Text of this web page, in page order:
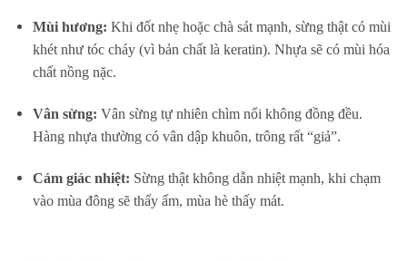
Mùi hương: Khi đốt nhẹ hoặc chà sát mạnh, sừng thật có mùi
khét như tóc cháy (vì bản chất là keratin). Nhựa sẽ có mùi hóa
chất nồng nặc.
Vân sừng: Vân sừng tự nhiên chìm nổi không đồng đều.
Hàng nhựa thường có vân dập khuôn, trông rất “giả”.
Cảm giác nhiệt: Sừng thật không dẫn nhiệt mạnh, khi chạm
vào mùa đông sẽ thấy ấm, mùa hè thấy mát.